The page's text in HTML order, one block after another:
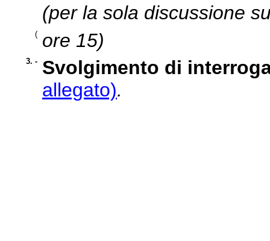
(per la sola discussione
( ore 15)
3. - Svolgimento di
allegato).